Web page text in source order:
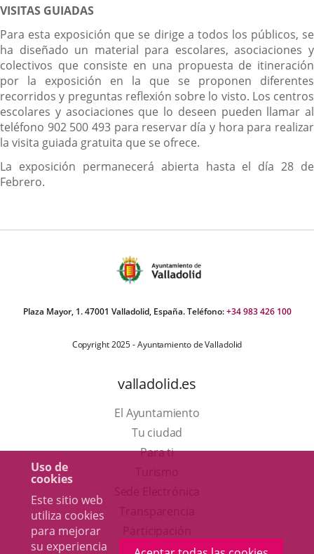
Uso de
cookies
Este sitio web
utiliza cookies
para mejorar
su experiencia
VISITAS GUIADAS
Para esta exposición que se dirige a todos los públicos, se
ha diseñado un material para escolares, asociaciones y
colectivos que consiste en una propuesta de itineración
por la exposición en la que se proponen diferentes
recorridos y preguntas reflexión sobre lo visto. Los centros
escolares y asociaciones que lo deseen pueden llamar al
teléfono 902 500 493 para reservar día y hora para realizar
la visita guiada gratuita que se ofrece.
La exposición permanecerá abierta hasta el día 28 de
Febrero.
Plaza Mayor, 1. 47001 Valladolid, España. Teléfono:+34 983 426 100
Copyright 2025 - Ayuntamiento de Valladolid
valladolid.es
El Ayuntamiento
Tu ciudad
Para ti
en aplicación